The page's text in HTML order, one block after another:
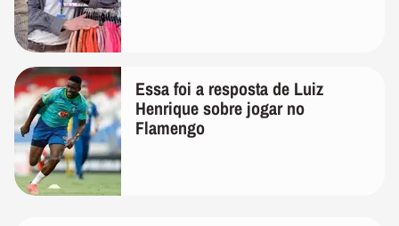
Essa foi a resposta de Luiz
Henrique sobre jogar no
Flamengo